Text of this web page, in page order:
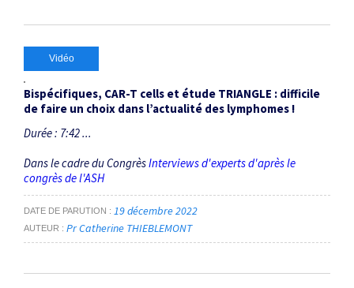
Vidéo
Bispécifiques, CAR-T cells et étude TRIANGLE : difficile
de faire un choix dans l’actualité des lymphomes !
Durée : 7:42 ...
Dans le cadre du CongrèsInterviews d'experts d'après le
congrès de l'ASH
DATE DE PARUTION 19 décembre 2022
AUTEUR Pr Catherine THIEBLEMONT